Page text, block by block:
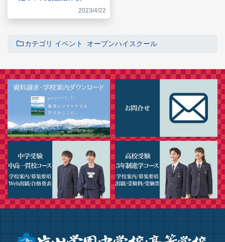
2023/4/22
カテゴリ イベント オープンハイスクール